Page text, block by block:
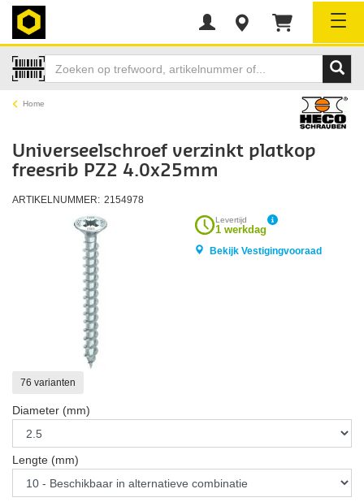
Home
Universeelschroef verzinkt platkop
freesrib PZ2 4.0x25mm
ARTIKELNUMMER: 2154978
Levertijd
1 werkdag
Bekijk Vestigingvooraad
76 varianten
Diameter (mm)
Lengte (mm)